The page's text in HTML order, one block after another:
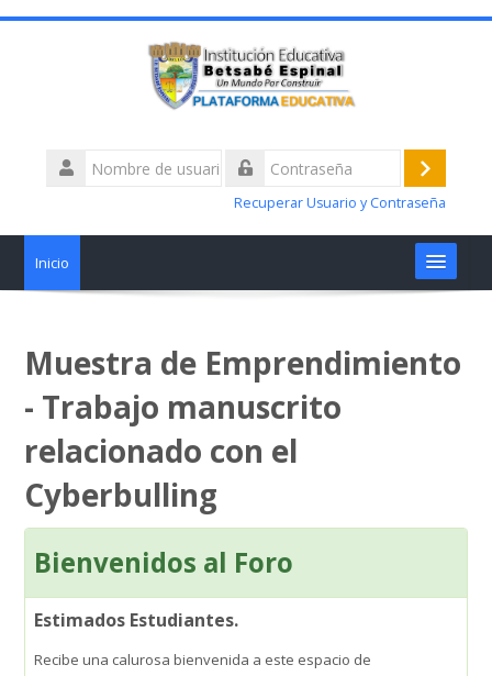
Nombre
de
Acceder
Recuperar Usuario y Contraseña
Inicio
Talleres alertas académicas
¿Tiene Dificultades?
Nosotros
WhatsApp Institucional
Estudiantes
Muestra de Emprendimiento
- Trabajo manuscrito
relacionado con el
Cyberbulling
Bienvenidos al Foro
Estimados Estudiantes.
Recibe una calurosa bienvenida a este espacio de